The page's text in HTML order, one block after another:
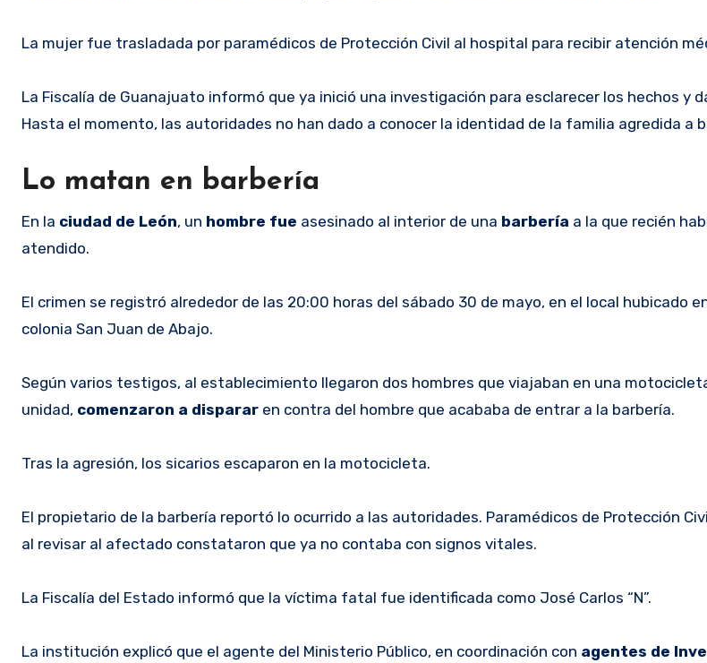
La mujer fue trasladada por paramédicos de Protección Civil al hospital para recibir atención
La Fiscalía de Guanajuato informó que ya inició una investigación para esclarecer los hechos y
Hasta el momento, las autoridades no han dado a conocer la identidad de la familia agredida a
Lo matan en barbería
En la ciudad de León, un hombre fue asesinado al interior de una barbería a la que recién
atendido.
El crimen se registró alrededor de las 20:00 horas del sábado 30 de mayo, en el local hubicado
colonia San Juan de Abajo.
Según varios testigos, al establecimiento llegaron dos hombres que viajaban en una
unidad, comenzaron a disparar en contra del hombre que acababa de entrar a la barbería.
Tras la agresión, los sicarios escaparon en la motocicleta.
El propietario de la barbería reportó lo ocurrido a las autoridades. Paramédicos de Protección
al revisar al afectado constataron que ya no contaba con signos vitales.
La Fiscalía del Estado informó que la víctima fatal fue identificada como José Carlos “N”.
La institución explicó que el agente del Ministerio Público, en coordinación con agentes de